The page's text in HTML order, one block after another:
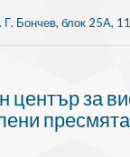
Г. Бончев, блок 25A,
център за
Ресурси